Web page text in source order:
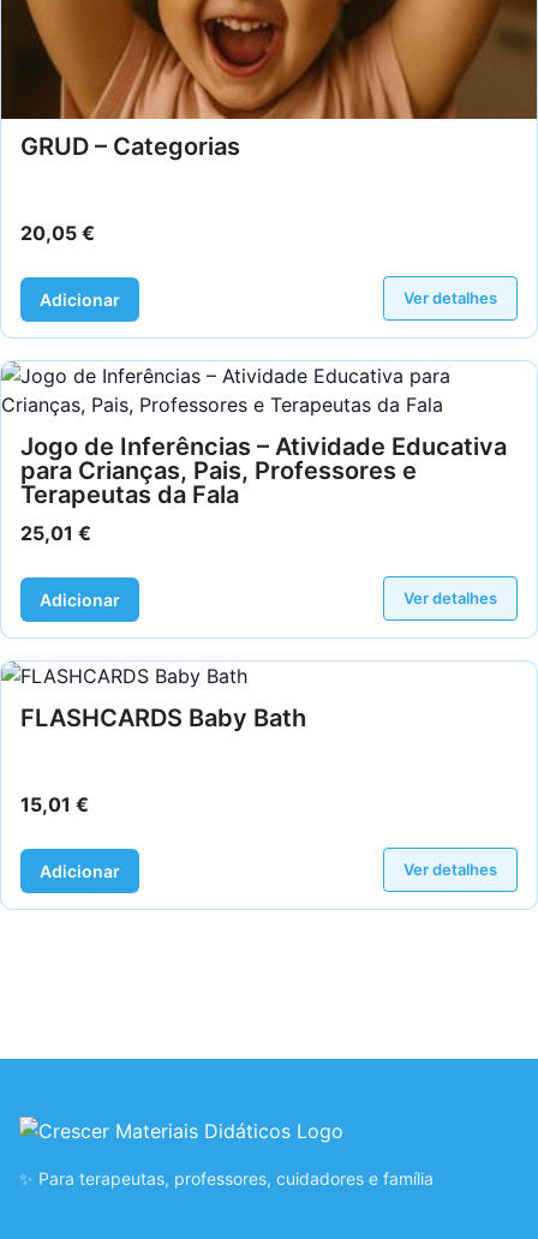
GRUD – Categorias
20,05 €
Adicionar Ver detalhes
Jogo de Inferências – Atividade Educativa
para Crianças, Pais, Professores e
Terapeutas da Fala
25,01 €
Adicionar Ver detalhes
FLASHCARDS Baby Bath
15,01 €
Adicionar Ver detalhes
✨ Para terapeutas, professores, cuidadores e família